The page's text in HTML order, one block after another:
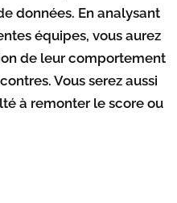
données. En analysant
équipes, vous aurez
de leur comportement
Vous serez aussi
à remonter le score ou